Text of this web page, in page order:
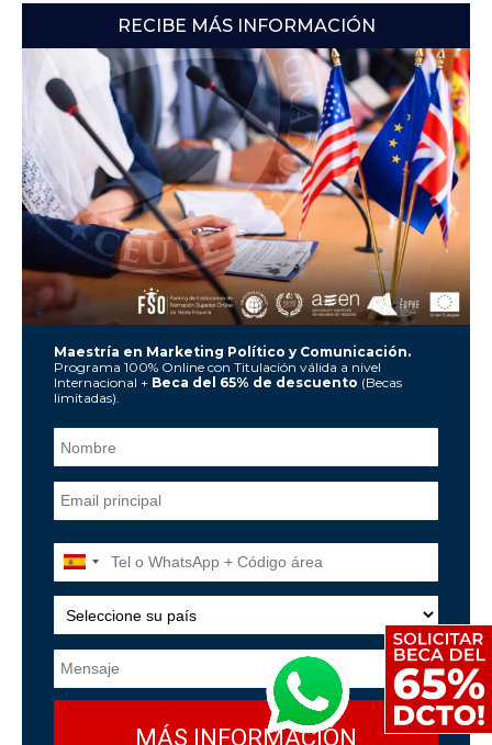
RECIBE MÁS INFORMACIÓN
Maestría en Marketing Político y Comunicación.
Programa 100% Online con Titulación válida a nivel
Internacional + Beca del 65% de descuento (Becas
limitadas).